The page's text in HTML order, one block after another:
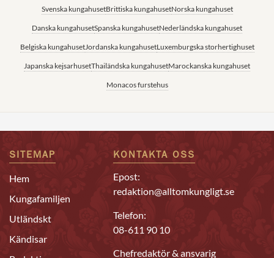
Svenska kungahusetBrittiska kungahusetNorska kungahuset
Danska kungahusetSpanska kungahusetNederländska kungahuset
Belgiska kungahusetJordanska kungahusetLuxemburgska storhertighuset
Japanska kejsarhusetThailändska kungahusetMarockanska kungahuset
Monacos furstehus
SITEMAP
Hem
Kungafamiljen
Utländskt
Kändisar
KONTAKTA OSS
Epost:
redaktion@alltomkungligt.se
Telefon:
08-611 90 10
Chefredaktör & ansvarig